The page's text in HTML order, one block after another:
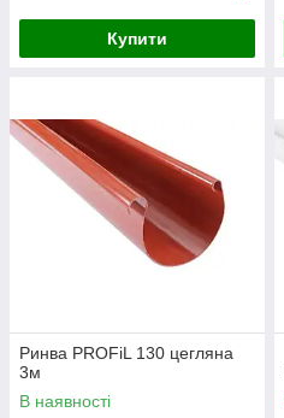
Купити
Ринва PROFiL 130 цегляна
3м
В наявності